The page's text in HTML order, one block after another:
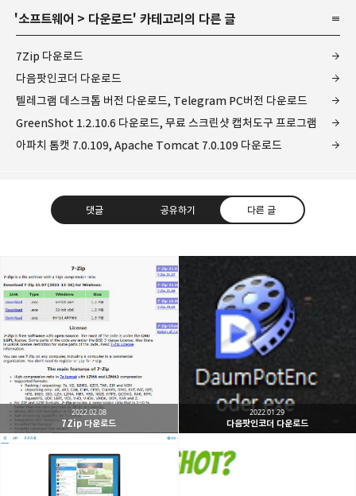
'소프트웨어 > 다운로드' 카테고리의 다른 글
7Zip 다운로드
다음팟인코더 다운로드
텔레그램 데스크톱 버전 다운로드, Telegram PC버전 다운로드
GreenShot 1.2.10.6 다운로드, 무료 스크린샷 캡처도구 프로그램
아파치 톰캣 7.0.109, Apache Tomcat 7.0.109 다운로드
댓글 공유하기 다른 글
개새닷컴
IT 지식 창고, Windows, Linux, Software, Hardware,
Development
구독하기
카카오톡 라인 트위터
네이버 블로그
7Zip 다운로드
2022.02.08
다음팟인코더 다운로드
2022.01.29